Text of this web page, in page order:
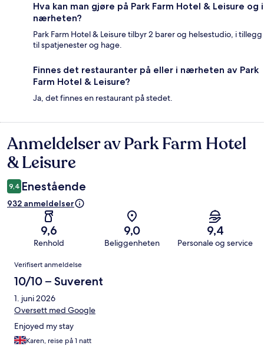
Hva kan man gjøre på Park Farm Hotel & Leisure og i
nærheten?
Park Farm Hotel & Leisure tilbyr 2 barer og helsestudio, i tillegg
til spatjenester og hage.
Finnes det restauranter på eller i nærheten av Park
Farm Hotel & Leisure?
Ja, det finnes en restaurant på stedet.
Anmeldelser
Anmeldelser av Park Farm Hotel
& Leisure
9,4 Enestående
932 anmeldelser
9,6
Renhold
9,0
Beliggenheten
9,4
Personale og service
Anmeldelser
Verifisert anmeldelse
10/10 – Suverent
1. juni 2026
Oversett med Google
Enjoyed my stay
Karen, reise på 1 natt